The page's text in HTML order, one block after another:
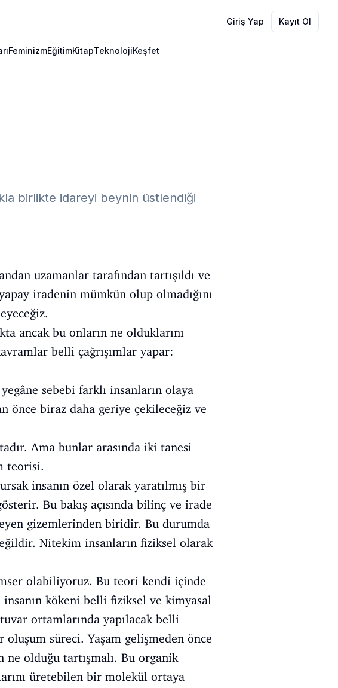
Giriş Yap Kayıt Ol
FeminizmEğitimKitapTeknolojiKeşfet
birlikte idareyi beynin üstlendiği
uzamanlar tarafından tartışıldı ve
iradenin mümkün olup olmadığını
ancak bu onların ne olduklarını
belli çağrışımlar yapar:
sebebi farklı insanların olaya
önce biraz daha geriye çekileceğiz ve
Ama bunlar arasında iki tanesi
teorisi.
insanın özel olarak yaratılmış bir
Bu bakış açısında bilinç ve irade
gizemlerinden biridir. Bu durumda
Nitekim insanların fiziksel olarak
olabiliyoruz. Bu teori kendi içinde
insanın kökeni belli fiziksel ve kimyasal
ortamlarında yapılacak belli
süreci. Yaşam gelişmeden önce
olduğu tartışmalı. Bu organik
üretebilen bir molekül ortaya